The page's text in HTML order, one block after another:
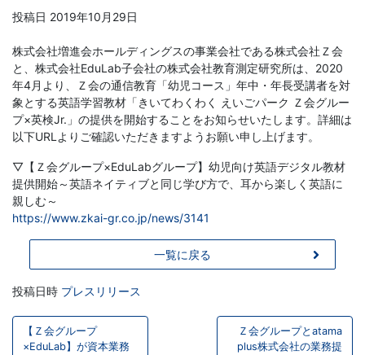
学
ぶ
こ
と
は、
や
て、
投稿日 2019年10月29日
株式会社増進会ホールディングスの事業会社である株式会社Ｚ会
と、株式会社EduLab子会社の株式会社教育測定研究所は、2020
年4月より、Ｚ会の通信教育「幼児コース」年中・年長受講者を対
象とする英語学習教材「きいてわくわく えいごパーク Ｚ会グルー
プ×英検Jr.」の提供を開始することをお知らせいたします。詳細は
以下URLよりご確認いただきますようお願い申し上げます。
▽【Ｚ会グループ×EduLabグループ】幼児向け英語デジタル教材
提供開始～英語ネイティブと同じ学び方で、耳から楽しく英語に
親しむ～
https://www.zkai-gr.co.jp/news/3141
一覧に戻る
投稿日時 プレスリリース
投
稿【Ｚ会グループ
×EduLab】が資本業務
Ｚ会グループとatama
plus株式会社の業務提